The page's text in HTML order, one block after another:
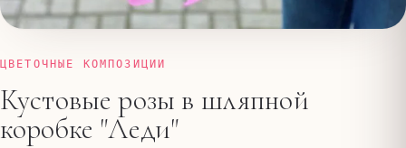
ЦВЕТОЧНЫЕ КОМПОЗИЦИИ
Кустовые розы в шляпной
коробке "Леди"